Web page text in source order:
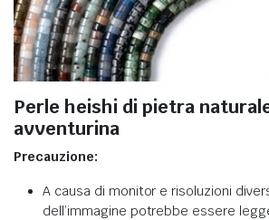
Perle heishi di pietra
avventurina
Precauzione:
A causa di monitor e risoluzioni
dell’immagine potrebbe essere